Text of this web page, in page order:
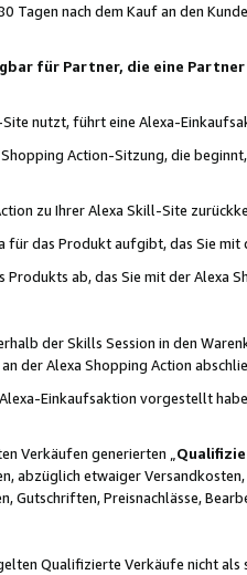
nach dem Kauf an den
für Partner, die eine
nutzt, führt eine Alexa-
Action-Sitzung, die
zu Ihrer Alexa Skill-Site
das Produkt aufgibt, das Sie mit
Produkts ab, das Sie mit der Alexa
der Skills Session in den
der Alexa Shopping Action
Einkaufsaktion vorgestellt
Verkäufen generierten „
abzüglich etwaiger
Gutschriften, Preisnachlässe,
Qualifizierte Verkäufe nicht